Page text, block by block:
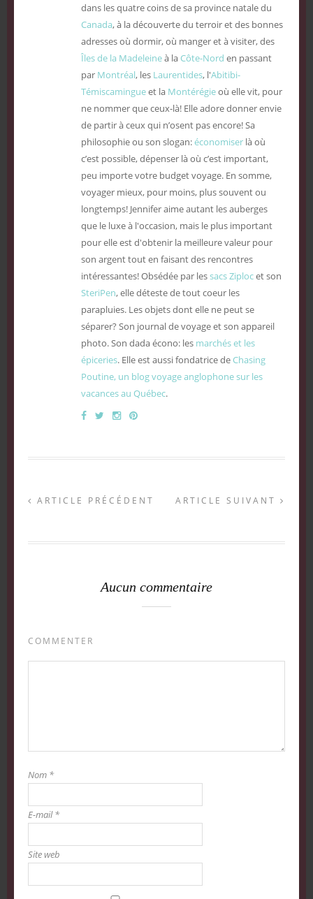
dans les quatre coins de sa province natale du
Canada, à la découverte du terroir et des bonnes
adresses où dormir, où manger et à visiter, des
Îles de la Madeleineà laCôte-Nord en passant
par Montréal, les Laurentides, l'Abitibi-
Témiscamingueet la Montérégieoù elle vit, pour
ne nommer que ceux-là! Elle adore donner envie
de partir à ceux qui n’osent pas encore! Sa
philosophie ou son slogan:économiserlà où
c’est possible, dépenser là où c’est important,
peu importe votre budget voyage. En somme,
voyager mieux, pour moins, plus souvent ou
longtemps! Jennifer aime autant les auberges
que le luxe à l'occasion, mais le plus important
pour elle est d'obtenir la meilleure valeur pour
son argent tout en faisant des rencontres
intéressantes! Obsédée par lessacs Ziplocet son
SteriPen, elle déteste de tout coeur les
parapluies. Les objets dont elle ne peut se
séparer? Son journal de voyage et son appareil
photo. Son dada écono: les marchés et les
épiceries. Elle est aussi fondatrice deChasing
Poutine, un blog voyage anglophone sur les
vacances au Québec.
ARTICLE PRÉCÉDENT ARTICLE SUIVANT
Aucun commentaire
COMMENTER
Nom *
E-mail*
Site web